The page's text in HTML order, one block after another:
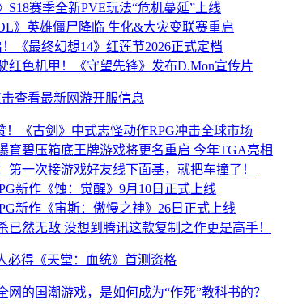
S18赛季全新PVE玩法“危机蔓延”上线
》英雄僵尸降临 生化&大灾变联赛重启
《最终幻想14》红莲节2026正式定档
红色机甲！《守望先锋》发布D.Mon宣传片
击查看最新网游开服信息
！《古剑》中式志怪动作RPG冲击全球市场
育碧压箱底王牌游戏将更名重启 今年TGA亮相
第一次接游戏好友线下面基，就把车撞了！
新作《蚀：觉醒》9月10日正式上线
新作《宙斯：傲慢之神》26日正式上线
已然无敌 没想到腾讯这款复制之作更是高手！
必得《天堂：血统》首测资格
网的国潮游戏，是如何成为“作死”教科书的？